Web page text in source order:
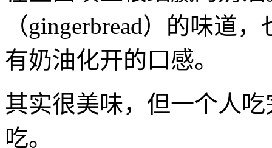
（gingerbread）的味道
有奶油化开的口感。
其实很美味，但一个人
吃。